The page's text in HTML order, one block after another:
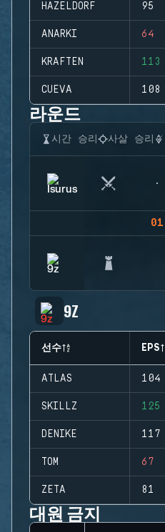
HAZELDORF 95
ANARKI 64
KRAFTEN 113
CUEVA 108
라운드
시간 승리 사살 승리
01
9Z
선수 EPS
ATLAS 104
SKILLZ 125
DENIKE 117
TOM 67
ZETA 81
대원 금지